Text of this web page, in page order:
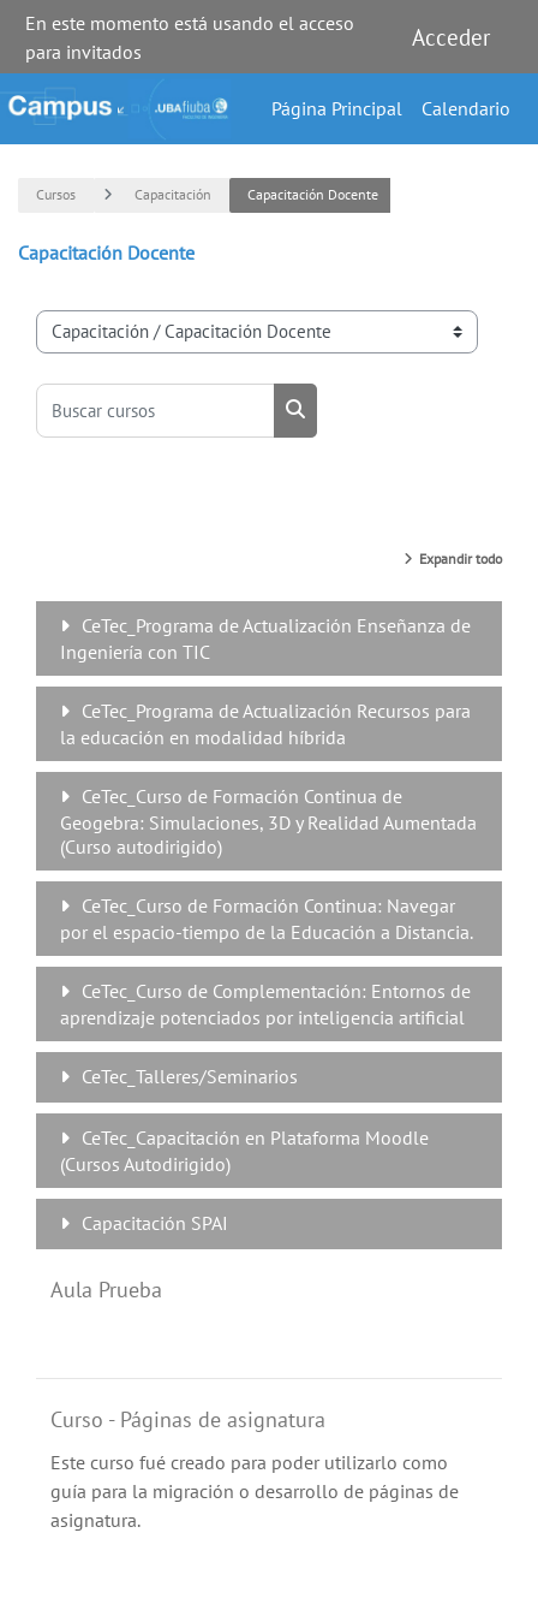
Salta al contenido principal
En este momento está usando el acceso
para invitados
Acceder
Página Principal Calendario
Cursos Capacitación Capacitación Docente
Capacitación Docente
Categorías
Buscar cursos
Buscar cursos
Expandir todo
CeTec_Programa de Actualización Enseñanza de
Ingeniería con TIC
CeTec_Programa de Actualización Recursos para
la educación en modalidad híbrida
CeTec_Curso de Formación Continua de
Geogebra: Simulaciones, 3D y Realidad Aumentada
(Curso autodirigido)
CeTec_Curso de Formación Continua: Navegar
por el espacio-tiempo de la Educación a Distancia.
CeTec_Curso de Complementación: Entornos de
aprendizaje potenciados por inteligencia artificial
CeTec_Talleres/Seminarios
CeTec_Capacitación en Plataforma Moodle
(Cursos Autodirigido)
Capacitación SPAI
Aula Prueba
Curso - Páginas de asignatura
Este curso fué creado para poder utilizarlo como
guía para la migración o desarrollo de páginas de
asignatura.